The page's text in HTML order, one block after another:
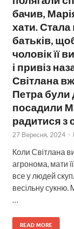
бачив,
хати. Стала
батьків,
чоловік її
і привіз
Світлана
Петра
посадили
радитися з
27 Вересня, 2024 -
Коли Світлана
агронома, мати
все у людей
весільну сукню.
READ MORE